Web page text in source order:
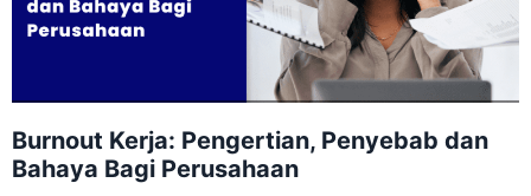
Burnout Kerja: Pengertian, Penyebab dan
Bahaya Bagi Perusahaan